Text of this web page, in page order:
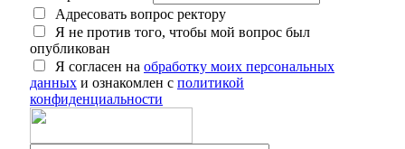
Адресовать вопрос ректору
Я не против того, чтобы мой вопрос был
опубликован
Я согласен на обработку моих персональных
данных и ознакомлен с политикой
конфиденциальности